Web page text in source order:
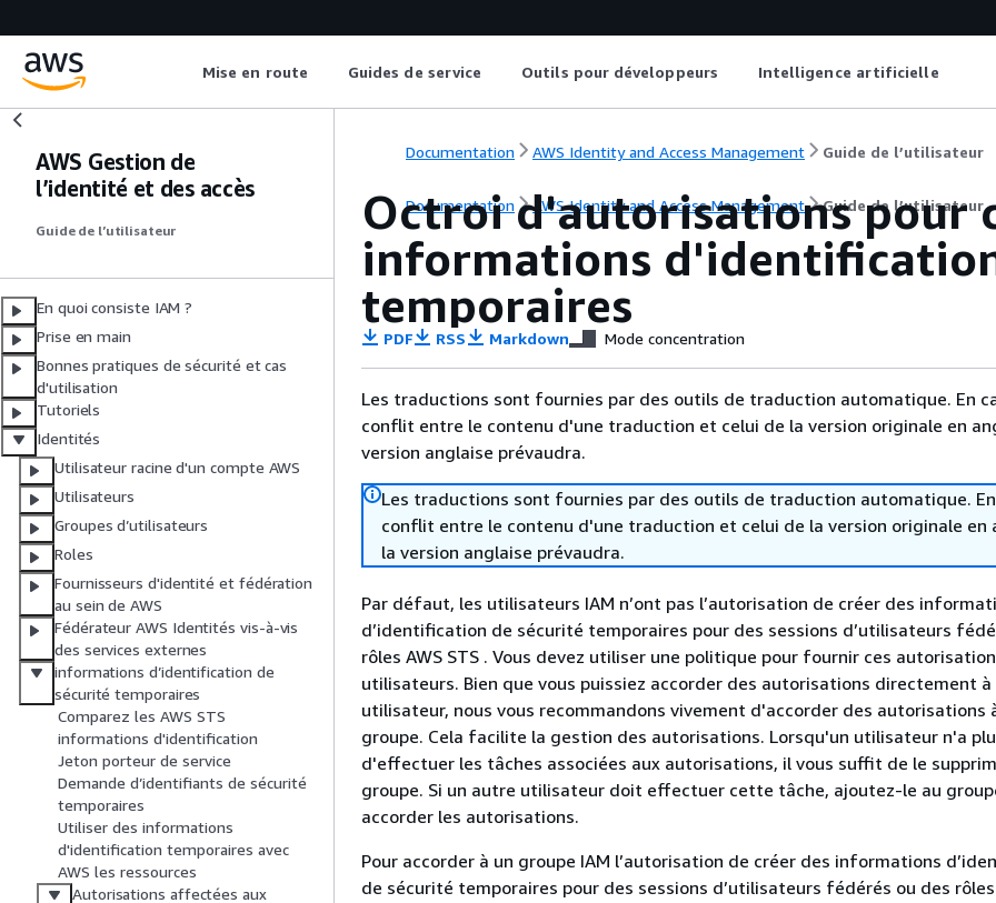
Mise en route Guides de service Outils pour développeurs Intelligence artificielle
AWS Gestion de
l’identité et des accès
Guide de l’utilisateur
En quoi consiste IAM ?
Prise en main
Bonnes pratiques de sécurité et cas
d'utilisation
Tutoriels
Identités
Utilisateur racine d'un compte AWS
Utilisateurs
Groupes d’utilisateurs
Roles
Fournisseurs d'identité et fédération
au sein de AWS
Fédérateur AWS Identités vis-à-vis
des services externes
informations d’identification de
sécurité temporaires
Comparez les AWS STS
informations d'identification
Jeton porteur de service
Demande d’identifiants de sécurité
temporaires
Utiliser des informations
d'identification temporaires avec
AWS les ressources
Autorisations affectées aux
Documentation AWS Identity and Access Management Guide de l’utilisateur
Documentation AWS Identity and Access Management Guide de l’utilisateur
Octroi d'autorisations pour
informations
temporaires
PDF RSS Markdown Mode concentration
Les traductions sont fournies par des outils de traduction automatique. En
conflit entre le contenu d'une traduction et celui de la version originale en
version anglaise prévaudra.
Les traductions sont fournies par des outils de traduction automatique.
conflit entre le contenu d'une traduction et celui de la version originale en
la version anglaise prévaudra.
Par défaut, les utilisateurs IAM n’ont pas l’autorisation de créer des
d’identification de sécurité temporaires pour des sessions d’utilisateurs
rôles AWS STS . Vous devez utiliser une politique pour fournir ces
utilisateurs. Bien que vous puissiez accorder des autorisations directement à
utilisateur, nous vous recommandons vivement d'accorder des autorisations
groupe. Cela facilite la gestion des autorisations. Lorsqu'un utilisateur n'a
d'effectuer les tâches associées aux autorisations, il vous suffit de le
groupe. Si un autre utilisateur doit effectuer cette tâche, ajoutez-le au
accorder les autorisations.
Pour accorder à un groupe IAM l’autorisation de créer des informations
de sécurité temporaires pour des sessions d’utilisateurs fédérés ou des rôles